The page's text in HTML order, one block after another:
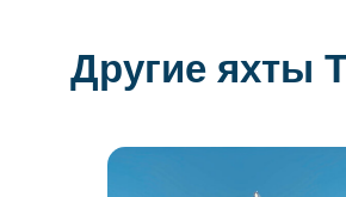
Другие яхты